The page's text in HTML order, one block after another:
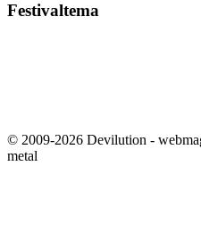
Festivaltema
© 2009-2026 Devilution -
metal